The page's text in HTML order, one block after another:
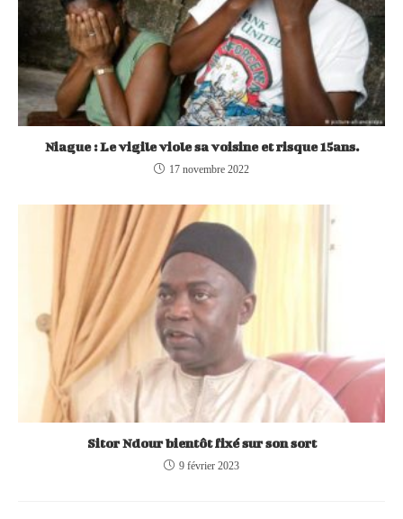
Niague : Le vigile viole sa voisine et risque 15ans.
17 novembre 2022
Sitor Ndour bientôt fixé sur son sort
9 février 2023